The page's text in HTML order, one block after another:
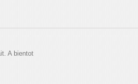
A bientot